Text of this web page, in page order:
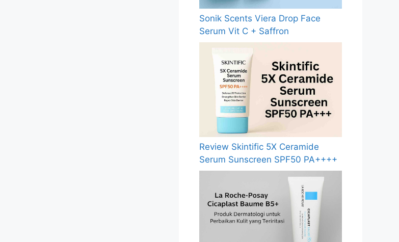
Sonik Scents Viera Drop Face
Serum Vit C + Saffron
Review Skintific 5X Ceramide
Serum Sunscreen SPF50 PA++++